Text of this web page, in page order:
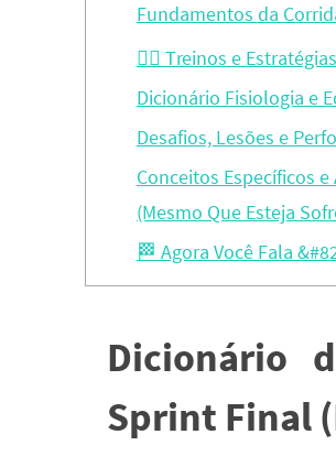
Fundamentos da
🏃‍♂️ Treinos e
Dicionário Fisiologia e
Desafios, Lesões e
Conceitos Específicos
(Mesmo Que Esteja
🏁 Agora Você Fala
Dicionário
Sprint Final